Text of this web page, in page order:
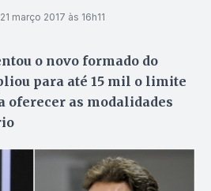
21 março 2017 às 16h11
o novo formado do
para até 15 mil o limite
oferecer as modalidades